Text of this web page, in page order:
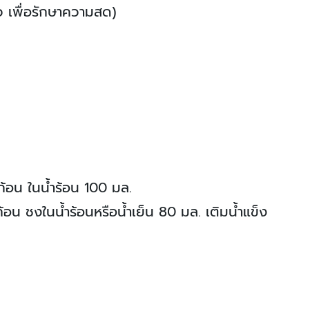
พื่อรักษาความสด)
อน ในน้ำร้อน 100 มล.
น ชงในน้ำร้อนหรือน้ำเย็น 80 มล. เติมน้ำแข็ง